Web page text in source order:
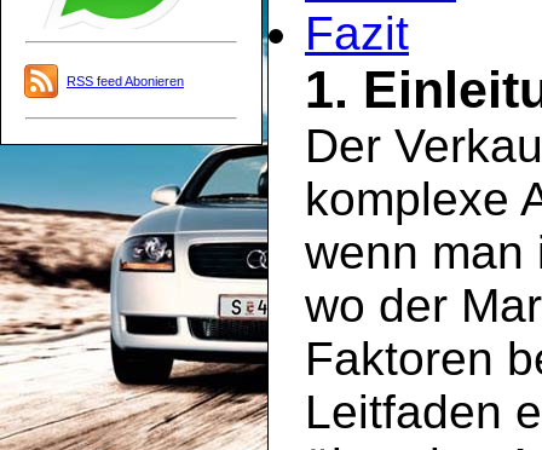
RSS feed Abonieren
Fazit
1.
Der
komplexe
wenn man
wo der
Faktoren
Leitfaden